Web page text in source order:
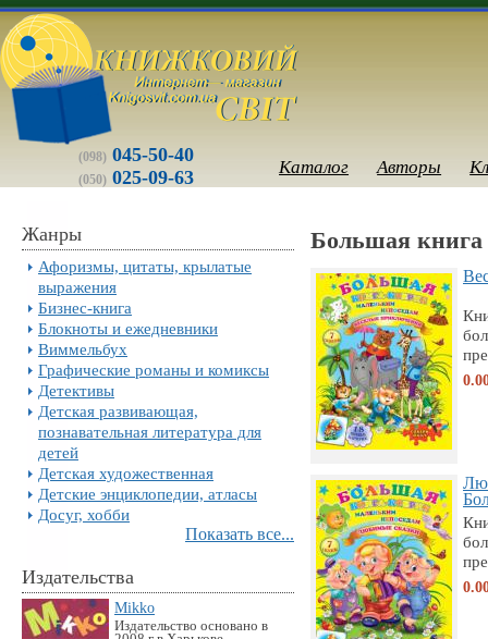
(098) 045-50-40
(050) 025-09-63 Каталог Авторы
Жанры
Афоризмы, цитаты, крылатые
выражения
Бизнес-книга
Блокноты и ежедневники
Виммельбух
Графические романы и комиксы
Детективы
Детская развивающая,
познавательная литература для
детей
Детская художественная
Детские энциклопедии, атласы
Досуг, хобби
Показать все...
Издательства
Mikko
Издательство основано в
Большая книга